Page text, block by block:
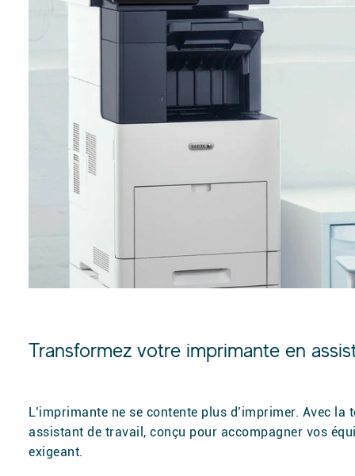
Transformez votre imprimante en
L’imprimante ne se contente plus d’imprimer. Avec la
assistant de travail, conçu pour accompagner vos
exigeant.